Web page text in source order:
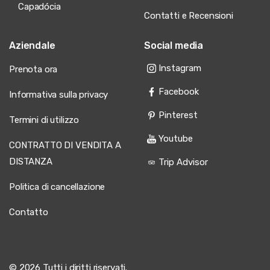
Cappadocia
informate assicurando che selezionate la categoria di volo
antiche e paesaggi lunari che rendono la Cappadocia una
delle destinazioni premier per le mongolfiere sulla Terra.
Capadócia
Contatti e Recensioni
Aziendale
Prenota ora
Informativa sulla privacy
Termini di utilizzo
CONTRATTO DI VENDITA A
DISTANZA
Politica di cancellazione
Contatto
Social media
Instagram
Facebook
Pinterest
Youtube
Trip Advisor
© 2026 Tutti i diritti riservati.